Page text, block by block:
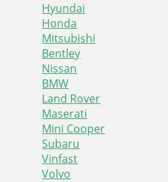
Hyundai
Honda
Mitsubishi
Bentley
Nissan
BMW
Land Rover
Maserati
Mini Cooper
Subaru
Vinfast
Volvo